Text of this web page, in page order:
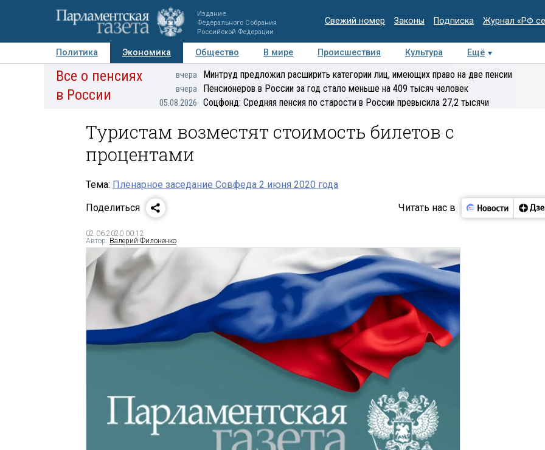
Издание
Федерального Собрания
Российской Федерации
Свежий номер Законы Подписка Журнал «РФ
Политика Экономика Общество В мире Происшествия Культура
Ещё
Авторы Персоны Мнения Регионы Медиацентр Интервью Колумнисты
Все о пенсиях
в России
вчера Минтруд предложил расширить категории лиц, имеющих право на две пенсии
вчера Пенсионеров в России за год стало меньше на 409 тысяч человек
05.08.2026 Соцфонд: Средняя пенсия по старости в России превысила 27,2 тысячи
Туристам возместят стоимость билетов с
процентами
Тема: Пленарное заседание Совфеда 2 июня 2020 года
Поделиться
Читать нас в
02.06.2020 00:12
Автор: Валерий Филоненко